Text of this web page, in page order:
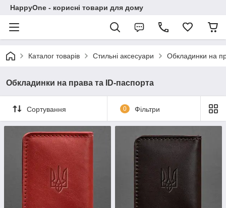
HappyOne - корисні товари для дому
Каталог товарів Стильні аксесуари Обкладинки на
Обкладинки на права та ID-паспорта
Сортування 0 Фільтри